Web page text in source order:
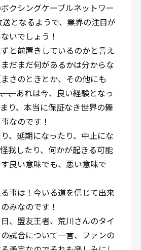
クシングケーブルネットワー
となるようで、業界の注目が
いでしょう！
と前置きしているのかと言え
だまだ何があるかは分からな
さのときとか、その他にも
、あれは今、良い経験となっ
り、本当に保証なき世界の舞
なのです！
、延期になったり、中止にな
我したり、何かが起きる可能
良い意味でも、悪い意味で
事は！今いる道を信じて出来
みなのです！
、盟友王者、荒川さんのタイ
試合について一言、ファンの